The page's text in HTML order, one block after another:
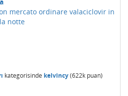
mercato ordinare valaciclovir in
notte
kategorisinde kelvincy(622k puan)